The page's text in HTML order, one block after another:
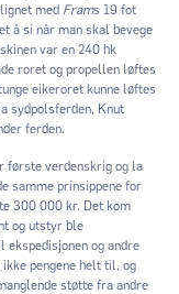
med Frams 19 fot
å si når man skal bevege
var en 240 hk
roret og propellen løftes
eikeroret kunne løftes
sydpolsferden, Knut
ferden.
første verdenskrig og la
samme prinsippene for
300 000 kr. Det kom
og utstyr ble
og andre
pengene helt til, og
støtte fra andre